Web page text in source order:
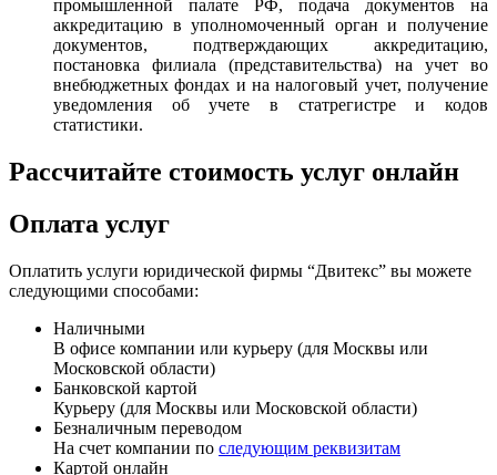
промышленной палате РФ, подача документов на
аккредитацию в уполномоченный орган и получение
документов, подтверждающих аккредитацию,
постановка филиала (представительства) на учет во
внебюджетных фондах и на налоговый учет, получение
уведомления об учете в статрегистре и кодов
статистики.
Рассчитайте стоимость услуг онлайн
Оплата услуг
Оплатить услуги юридической фирмы “Двитекс” вы можете
следующими способами:
Наличными
В офисе компании или курьеру (для Москвы или
Московской области)
Банковской картой
Курьеру (для Москвы или Московской области)
Безналичным переводом
На счет компании по следующим реквизитам
Картой онлайн